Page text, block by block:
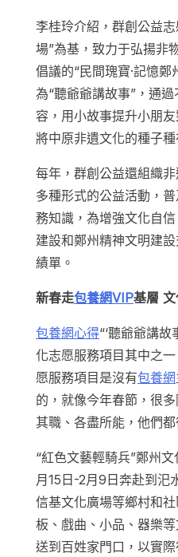
李桂玲介紹，群創公益
場”為基，致力于弘揚非
倡議的“民間瑰寶·記憶
為“聽爺爺講故事”，通
容，用小故事提升小朋
將中原非遺文化的種子
每年，群創公益還組織
多種形式的公益活動，
務知識，為增強文化自
建設和鄭州精神文明建
績單。
新春走包養網VIP基層
包養網心得“‘聽爺爺講
化志愿服務項目其中之
愿服務項目是沒有包養網
的，就像今年春節，很
其職、各盡所能，他們
“紅色文藝輕騎兵”鄭州
月15日-2月9日奔赴到汜
信基文化廣場等鄉村和社
板、戲曲、小品、器樂
送到百姓家門口，以實